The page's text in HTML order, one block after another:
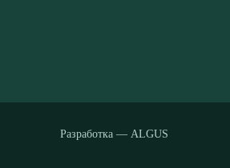
Разработка — ALGUS